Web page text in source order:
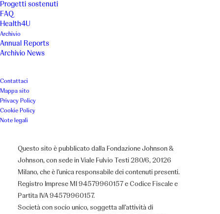
Progetti sostenuti
FAQ
Health4U
Archivio
Annual Reports
Archivio News
Contattaci
Mappa sito
Privacy Policy
Cookie Policy
Note legali
Questo sito è pubblicato dalla Fondazione Johnson &
Johnson, con sede in Viale Fulvio Testi 280/6, 20126
Milano, che è l’unica responsabile dei contenuti presenti.
Registro Imprese MI 94579960157 e Codice Fiscale e
Partita IVA 94579960157.
Società con socio unico, soggetta all’attività di
Chi siamo